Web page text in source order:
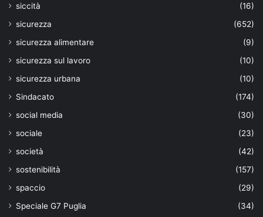
siccità
(16)
sicurezza
(652)
sicurezza alimentare
(9)
sicurezza sul lavoro
(10)
sicurezza urbana
(10)
Sindacato
(174)
social media
(30)
sociale
(23)
società
(42)
sostenibilità
(157)
spaccio
(29)
Speciale G7 Puglia
(34)